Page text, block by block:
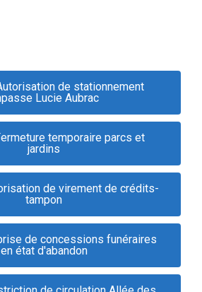
de stationnement
Lucie Aubrac
temporaire parcs et
jardins
de virement de crédits-
tampon
de concessions funéraires
en état d'abandon